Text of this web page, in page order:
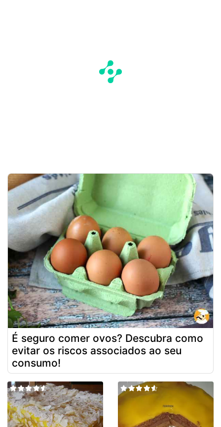
É seguro comer ovos? Descubra como
evitar os riscos associados ao seu
consumo!